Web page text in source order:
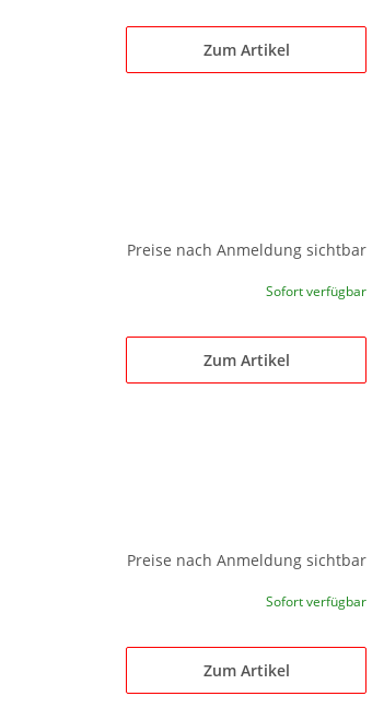
Zum Artikel
Preise nach Anmeldung sichtbar
Sofort verfügbar
Zum Artikel
Preise nach Anmeldung sichtbar
Sofort verfügbar
Zum Artikel